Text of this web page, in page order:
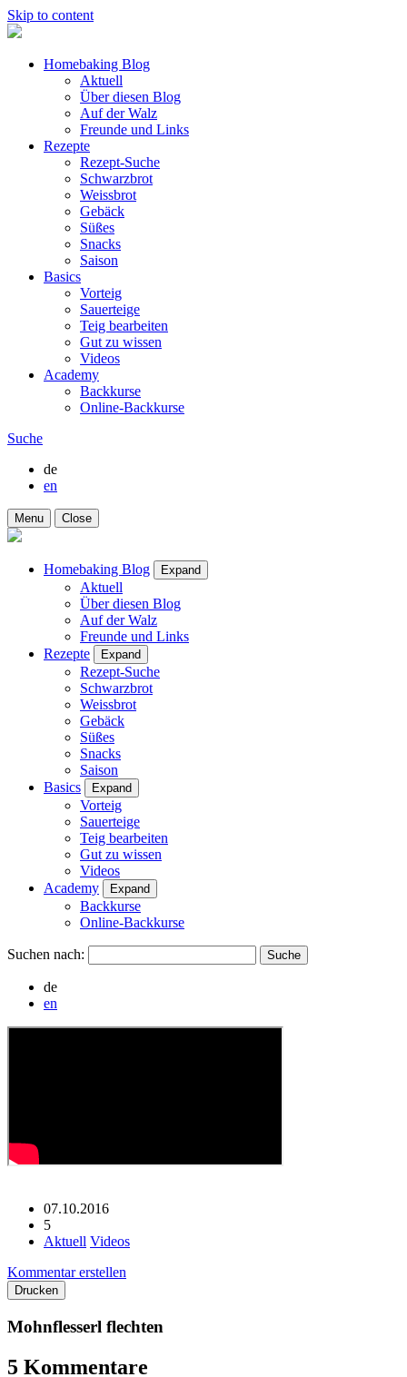
Skip to content
Homebaking Blog
Aktuell
Über diesen Blog
Auf der Walz
Freunde und Links
Rezepte
Rezept-Suche
Schwarzbrot
Weissbrot
Gebäck
Süßes
Snacks
Saison
Basics
Vorteig
Sauerteige
Teig bearbeiten
Gut zu wissen
Videos
Academy
Backkurse
Online-Backkurse
Suche
de
en
Menu Close
Homebaking Blog Expand
Aktuell
Über diesen Blog
Auf der Walz
Freunde und Links
Rezepte
Expand
Rezept-Suche
Schwarzbrot
Weissbrot
Gebäck
Süßes
Snacks
Saison
Basics
Expand
Vorteig
Sauerteige
Teig bearbeiten
Gut zu wissen
Videos
Academy
Expand
Backkurse
Online-Backkurse
Suchen nach:
de
en
07.10.2016
5
Aktuell Videos
Kommentar erstellen
Drucken
Mohnflesserl flechten
5 Kommentare